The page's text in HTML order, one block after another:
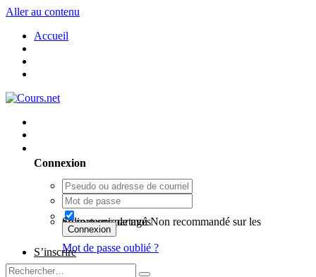
Aller au contenu
Accueil
Connexion
Se souvenir de moi
Non recommandé sur les ordinateurs partagés
Connexion
Mot de passe oublié ?
S’inscrire